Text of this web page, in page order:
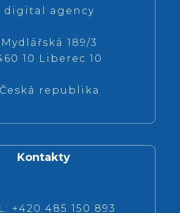
digital agency
Mydlářská 189/3
10 Liberec 10
Česká republika
Kontakty
+420 485 150 893